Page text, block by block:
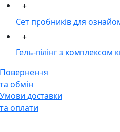
+
Сет пробників для
+
Гель-пілінг з комплексом
Повернення
та обмін
Умови доставки
та оплати